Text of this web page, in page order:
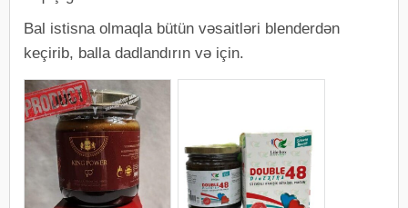
Bal istisna olmaqla bütün vəsaitləri blenderdən
keçirib, balla dadlandırın və için.